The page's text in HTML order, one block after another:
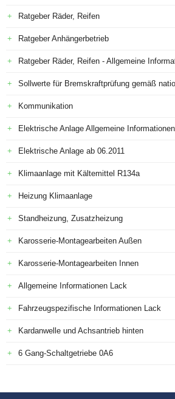
Ratgeber Räder, Reifen
Ratgeber Anhängerbetrieb
Ratgeber Räder, Reifen - Allgemeine
Sollwerte für Bremskraftprüfung gemäß
Kommunikation
Elektrische Anlage Allgemeine Informationen
Elektrische Anlage ab 06.2011
Klimaanlage mit Kältemittel R134a
Heizung Klimaanlage
Standheizung, Zusatzheizung
Karosserie-Montagearbeiten Außen
Karosserie-Montagearbeiten Innen
Allgemeine Informationen Lack
Fahrzeugspezifische Informationen Lack
Kardanwelle und Achsantrieb hinten
6 Gang-Schaltgetriebe 0A6